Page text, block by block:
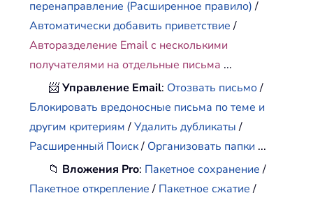
перенаправление (Расширенное правило)/
Автоматически добавить приветствие/
Авторазделение Email с несколькими
получателями на отдельные письма ...
📨Управление Email: Отозвать письмо/
Блокировать вредоносные письма по теме и
другим критериям/Удалить дубликаты/
Расширенный Поиск/ Организовать папки ...
📁 Вложения Pro: Пакетное сохранение/
Пакетное открепление/ Пакетное сжатие/